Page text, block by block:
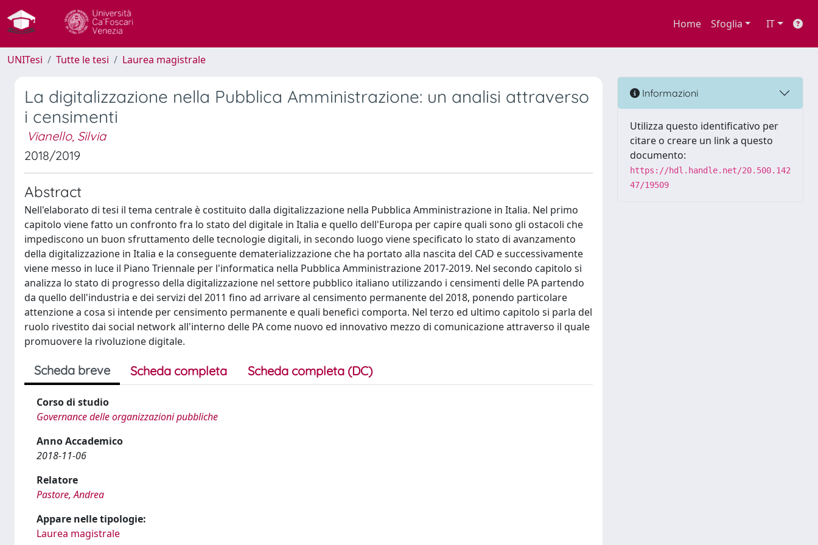
Home Sfoglia IT
UNITesi Tutte le tesi Laurea magistrale
La digitalizzazione nella Pubblica Amministrazione: un analisi attraverso
i censimenti
Vianello, Silvia
2018/2019
Abstract
Nell'elaborato di tesi il tema centrale è costituito dalla digitalizzazione nella Pubblica Amministrazione in Italia. Nel primo
capitolo viene fatto un confronto fra lo stato del digitale in Italia e quello dell'Europa per capire quali sono gli ostacoli che
impediscono un buon sfruttamento delle tecnologie digitali, in secondo luogo viene specificato lo stato di avanzamento
della digitalizzazione in Italia e la conseguente dematerializzazione che ha portato alla nascita del CAD e successivamente
viene messo in luce il Piano Triennale per l'informatica nella Pubblica Amministrazione 2017-2019. Nel secondo capitolo si
analizza lo stato di progresso della digitalizzazione nel settore pubblico italiano utilizzando i censimenti delle PA partendo
da quello dell'industria e dei servizi del 2011 fino ad arrivare al censimento permanente del 2018, ponendo particolare
attenzione a cosa si intende per censimento permanente e quali benefici comporta. Nel terzo ed ultimo capitolo si parla del
ruolo rivestito dai social network all'interno delle PA come nuovo ed innovativo mezzo di comunicazione attraverso il quale
promuovere la rivoluzione digitale.
Scheda breve Scheda completa Scheda completa (DC)
Corso di studio
Governance delle organizzazioni pubbliche
Anno Accademico
2018-11-06
Relatore
Pastore, Andrea
Appare nelle tipologie:
Laurea magistrale
Informazioni
Utilizza questo identificativo per
citare o creare un link a questo
documento:
https://hdl.handle.net/20.500.142
47/19509